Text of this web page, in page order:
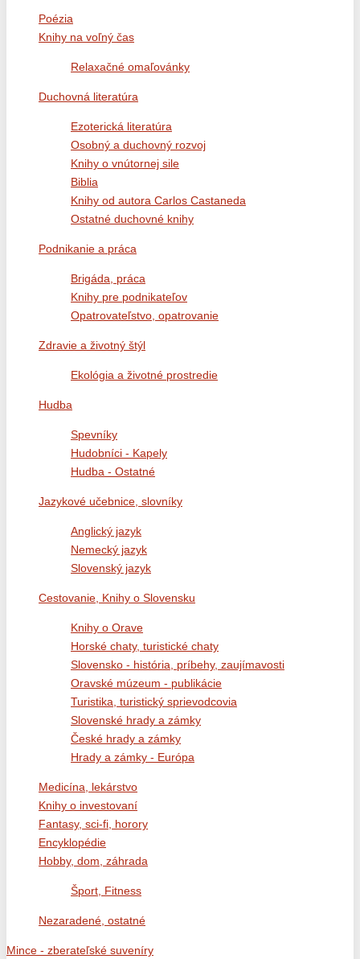
Poézia
Knihy na voľný čas
Relaxačné omaľovánky
Duchovná literatúra
Ezoterická literatúra
Osobný a duchovný rozvoj
Knihy o vnútornej sile
Biblia
Knihy od autora Carlos Castaneda
Ostatné duchovné knihy
Podnikanie a práca
Brigáda, práca
Knihy pre podnikateľov
Opatrovateľstvo, opatrovanie
Zdravie a životný štýl
Ekológia a životné prostredie
Hudba
Spevníky
Hudobníci - Kapely
Hudba - Ostatné
Jazykové učebnice, slovníky
Anglický jazyk
Nemecký jazyk
Slovenský jazyk
Cestovanie, Knihy o Slovensku
Knihy o Orave
Horské chaty, turistické chaty
Slovensko - história, príbehy, zaujímavosti
Oravské múzeum - publikácie
Turistika, turistický sprievodcovia
Slovenské hrady a zámky
České hrady a zámky
Hrady a zámky - Európa
Medicína, lekárstvo
Knihy o investovaní
Fantasy, sci-fi, horory
Encyklopédie
Hobby, dom, záhrada
Šport, Fitness
Nezaradené, ostatné
Mince - zberateľské suveníry